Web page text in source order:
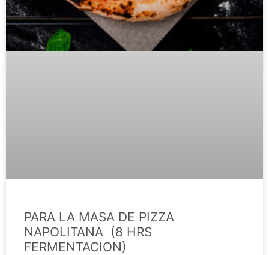
PARA LA MASA DE PIZZA
NAPOLITANA (8 HRS
FERMENTACION)